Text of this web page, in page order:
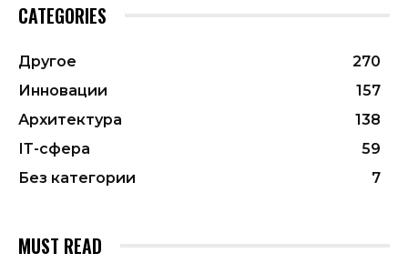
CATEGORIES
Другое
270
Инновации
157
Архитектура
138
ІТ-сфера
59
Без категории
7
MUST READ